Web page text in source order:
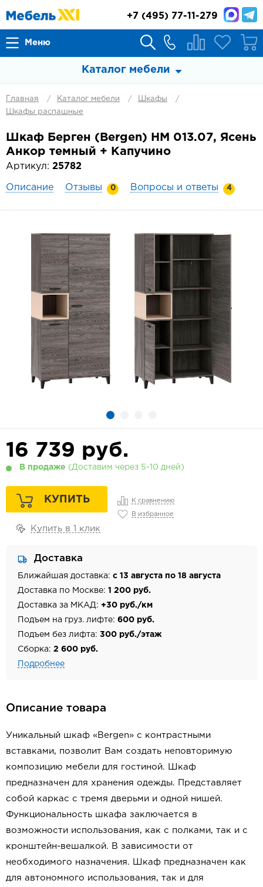
Меню
+7 (495) 77-11-279
Каталог мебели
Главная Каталог мебели
Шкафы
Шкафы распашные
Шкаф Берген (Bergen) НМ 013.07, Ясень
Анкор темный + Капучино
Артикул: 25782
Описание Отзывы 0 Вопросы и ответы 4
16 739 руб.
В продаже (Доставим через 5-10 дней)
КУПИТЬ К сравнению
В избранное
Купить в 1 клик
Доставка
Ближайшая доставка: с 13 августа по 18 августа
Доставка по Москве: 1 200 руб.
Доставка за МКАД: +30 руб./км
Подъем на груз. лифте: 600 руб.
Подъем без лифта: 300 руб./этаж
Сборка: 2 600 руб.
Подробнее
Описание товара
Уникальный шкаф «Bergen» с контрастными
вставками, позволит Вам создать неповторимую
композицию мебели для гостиной. Шкаф
предназначен для хранения одежды. Представляет
собой каркас с тремя дверьми и одной нишей.
Функциональность шкафа заключается в
возможности использования, как с полками, так и с
кронштейн-вешалкой. В зависимости от
необходимого назначения. Шкаф предназначен как
для автономного использования, так и для